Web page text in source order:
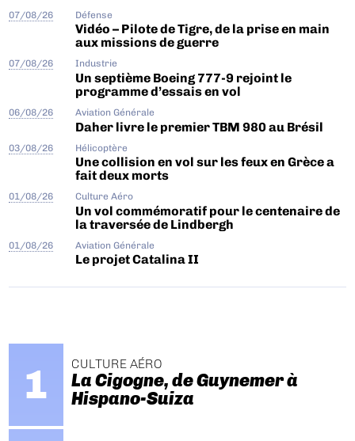
07/08/26 Défense
Vidéo – Pilote de Tigre, de la prise en main
aux missions de guerre
07/08/26 Industrie
Un septième Boeing 777-9 rejoint le
programme d’essais en vol
06/08/26 Aviation Générale
Daher livre le premier TBM 980 au Brésil
03/08/26 Hélicoptère
Une collision en vol sur les feux en Grèce a
fait deux morts
01/08/26 Culture Aéro
Un vol commémoratif pour le centenaire de
la traversée de Lindbergh
01/08/26 Aviation Générale
Le projet Catalina II
CULTURE AÉRO
La Cigogne, de Guynemer à
Hispano-Suiza